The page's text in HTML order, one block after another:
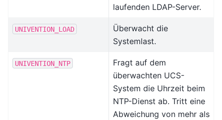
laufenden LDAP-Server.
UNIVENTION_LOAD
Überwacht die
Systemlast.
UNIVENTION_NTP
Fragt auf dem
überwachten UCS-
System die Uhrzeit beim
NTP-Dienst ab. Tritt eine
Abweichung von mehr als